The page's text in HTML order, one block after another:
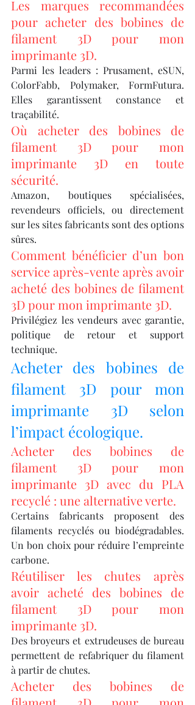
Les marques recommandées
pour acheter des bobines de
filament 3D pour mon
imprimante 3D.
Parmi les leaders : Prusament, eSUN,
ColorFabb, Polymaker, FormFutura.
Elles garantissent constance et
traçabilité.
Où acheter des bobines de
filament 3D pour mon
imprimante 3D en toute
sécurité.
Amazon, boutiques spécialisées,
revendeurs officiels, ou directement
sur les sites fabricants sont des options
sûres.
Comment bénéficier d’un bon
service après-vente après avoir
acheté des bobines de filament
3D pour mon imprimante 3D.
Privilégiez les vendeurs avec garantie,
politique de retour et support
technique.
Acheter des bobines de
filament 3D pour mon
imprimante 3D selon
l’impact écologique.
Acheter des bobines de
filament 3D pour mon
imprimante 3D avec du PLA
recyclé : une alternative verte.
Certains fabricants proposent des
filaments recyclés ou biodégradables.
Un bon choix pour réduire l’empreinte
carbone.
Réutiliser les chutes après
avoir acheté des bobines de
filament 3D pour mon
imprimante 3D.
Des broyeurs et extrudeuses de bureau
permettent de refabriquer du filament
à partir de chutes.
Acheter des bobines de